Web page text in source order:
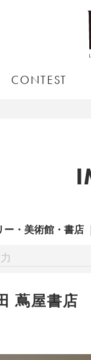
CONTEST
ー・美術館・書店
蔦屋書店